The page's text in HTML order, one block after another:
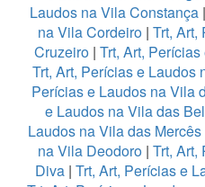
Laudos na Vila Constança |
na Vila Cordeiro | Trt, Art,
Cruzeiro | Trt, Art,
Trt, Art, Perícias e Laudos
Perícias e Laudos na Vila
e Laudos na Vila das
Laudos na Vila das Mercês
na Vila Deodoro | Trt, Art,
Diva | Trt, Art, Perícias e